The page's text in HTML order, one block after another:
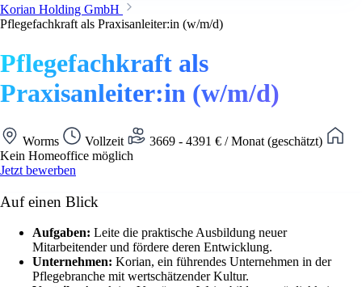
Korian Holding GmbH
Pflegefachkraft als Praxisanleiter:in (w/m/d)
Pflegefachkraft als
Praxisanleiter:in (w/m/d)
Worms Vollzeit
3669 - 4391 € / Monat (geschätzt)
Kein Homeoffice möglich
Jetzt bewerben
Auf einen Blick
Aufgaben: Leite die praktische Ausbildung neuer
Mitarbeitender und fördere deren Entwicklung.
Unternehmen: Korian, ein führendes Unternehmen in der
Pflegebranche mit wertschätzender Kultur.